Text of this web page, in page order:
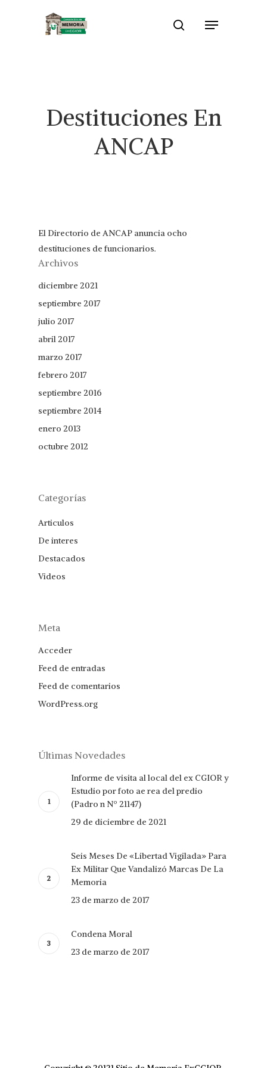
search
Menu
Destituciones En
ANCAP
El Directorio de ANCAP anuncia ocho
destituciones de funcionarios.
Archivos
diciembre 2021
septiembre 2017
julio 2017
abril 2017
marzo 2017
febrero 2017
septiembre 2016
septiembre 2014
enero 2013
octubre 2012
Categorías
Articulos
De interes
Destacados
Videos
Meta
Acceder
Feed de entradas
Feed de comentarios
WordPress.org
Últimas Novedades
Informe de visita al local del ex CGIOR y
Estudio por foto ae rea del predio
(Padro n Nº 21147)
29 de diciembre de 2021
Seis Meses De «Libertad Vigilada» Para
Ex Militar Que Vandalizó Marcas De La
Memoria
23 de marzo de 2017
Condena Moral
23 de marzo de 2017